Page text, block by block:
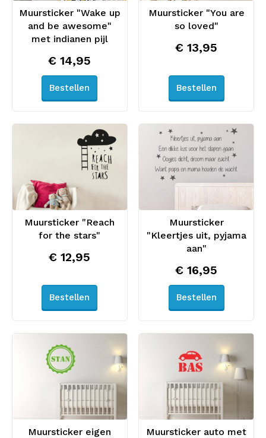
Muursticker "Wake up
and be awesome"
met indianen pijl
€ 14,95
Bestellen
Muursticker "You are
so loved"
€ 13,95
Bestellen
Muursticker "Reach
for the stars"
€ 12,95
Bestellen
Muursticker
"Kleertjes uit, pyjama
aan"
€ 16,95
Bestellen
Muursticker eigen
Muursticker auto met